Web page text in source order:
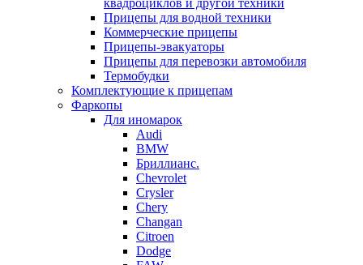
квадроциклов и другой техники
Прицепы для водной техники
Коммерческие прицепы
Прицепы-эвакуаторы
Прицепы для перевозки автомобиля
Термобудки
Комплектующие к прицепам
Фаркопы
Для иномарок
Audi
BMW
Бриллианс.
Chevrolet
Crysler
Chery
Changan
Citroen
Dodge